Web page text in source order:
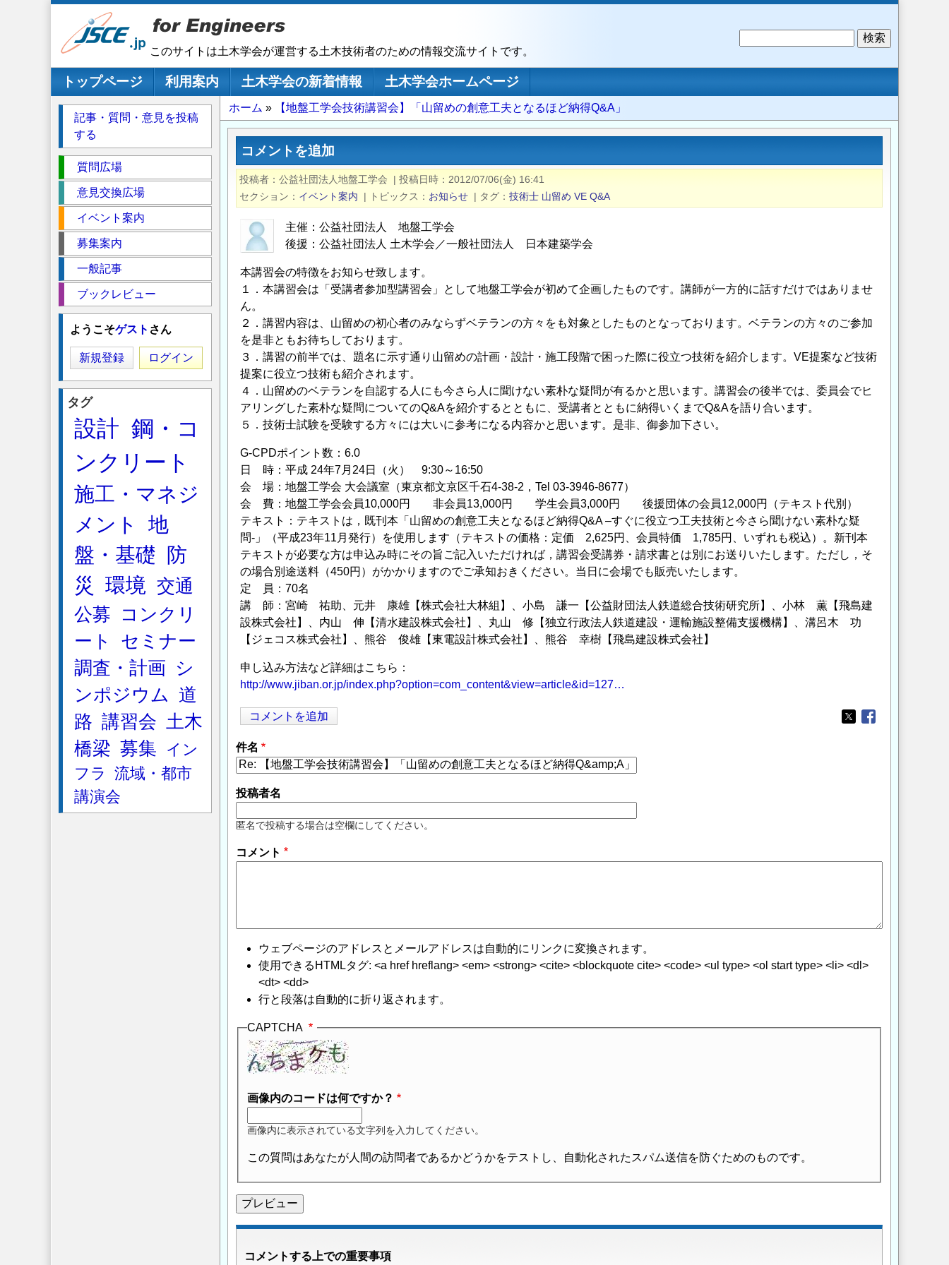
このサイトは土木学会が運営する土木技術者のための情報交流サイトです。
メインナビゲーション
トップページ 利用案内 土木学会の新着情報
土木学会ホームページ
パ
ン
ず
ホーム 【地盤工学会技術講習会】「山留めの創意工夫となるほど納得Q&A」
コメントを追加
投稿者 公益社団法人地盤工学会 | 投稿日時
2012/07/06(金) 16:41
セクション
イベント案内 | トピックス お知らせ | タグ 技術士 山留め VE Q&A
主催：公益社団法人 地盤工学会
後援：公益社団法人 土木学会／一般社団法人 日本建築学会
本講習会の特徴をお知らせ致します。
１．本講習会は「受講者参加型講習会」として地盤工学会が初めて企画したものです。講師が一方的に話すだけではありませ
ん。
２．講習内容は、山留めの初心者のみならずベテランの方々をも対象としたものとなっております。ベテランの方々のご参加
を是非ともお待ちしております。
３．講習の前半では、題名に示す通り山留めの計画・設計・施工段階で困った際に役立つ技術を紹介します。VE提案など技術
提案に役立つ技術も紹介されます。
４．山留めのベテランを自認する人にも今さら人に聞けない素朴な疑問が有るかと思います。講習会の後半では、委員会でヒ
アリングした素朴な疑問についてのQ&Aを紹介するとともに、受講者とともに納得いくまでQ&Aを語り合います。
５．技術士試験を受験する方々には大いに参考になる内容かと思います。是非、御参加下さい。
G-CPDポイント数：6.0
日 時：平成 24年7月24日（火） 9:30～16:50
会 場：地盤工学会 大会議室（東京都文京区千石4-38-2，Tel 03-3946-8677）
会 費：地盤工学会会員10,000円 非会員13,000円 学生会員3,000円 後援団体の会員12,000円（テキスト代別）
テキスト：テキストは，既刊本「山留めの創意工夫となるほど納得Q&A –すぐに役立つ工夫技術と今さら聞けない素朴な疑
問-」（平成23年11月発行）を使用します（テキストの価格：定価 2,625円、会員特価 1,785円、いずれも税込）。新刊本
テキストが必要な方は申込み時にその旨ご記入いただければ，講習会受講券・請求書とは別にお送りいたします。ただし，そ
の場合別途送料（450円）がかかりますのでご承知おきください。当日に会場でも販売いたします。
定 員：70名
講 師：宮崎 祐助、元井 康雄【株式会社大林組】、小島 謙一【公益財団法人鉄道総合技術研究所】、小林 薫【飛島建
設株式会社】、内山 伸【清水建設株式会社】、丸山 修【独立行政法人鉄道建設・運輸施設整備支援機構】、溝呂木 功
【ジェコス株式会社】、熊谷 俊雄【東電設計株式会社】、熊谷 幸樹【飛島建設株式会社】
申し込み方法など詳細はこちら：
http://www.jiban.or.jp/index.php?option=com_content&view=article&id=127…
コメントを追加
Opens in a new
Opens in a new
件名
投稿者名
匿名で投稿する場合は空欄にしてください。
コメント
ウェブページのアドレスとメールアドレスは自動的にリンクに変換されます。
使用できるHTMLタグ: <a href hreflang> <em> <strong> <cite> <blockquote cite> <code> <ul type> <ol start type> <li> <dl>
<dt> <dd>
行と段落は自動的に折り返されます。
CAPTCHA
画像内のコードは何ですか？
画像内に表示されている文字列を入力してください。
この質問はあなたが人間の訪問者であるかどうかをテストし、自動化されたスパム送信を防ぐためのものです。
コメントする上での重要事項
記事・質問・意見を投稿
する
ク
シ
質問広場
意見交換広場
イベント案内
募集案内
一般記事
ブックレビュー
ようこそゲスト さん
新規登録 ログイン
タグ
設計 鋼・コ
ンクリート
施工・マネジ
メント
地
盤・基礎
防
災
環境 交通
公募
コンクリ
ート
セミナー
調査・計画
シ
ンポジウム 道
路 講習会 土木
橋梁 募集
イン
フラ
流域・都市
講演会